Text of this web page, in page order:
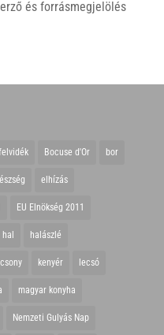
és forrásmegjelölés
Bocuse d'Or bor
elhízás
EU Elnökség 2011
hal halászlé
kenyér lecsó
magyar konyha
Nemzeti Gulyás Nap